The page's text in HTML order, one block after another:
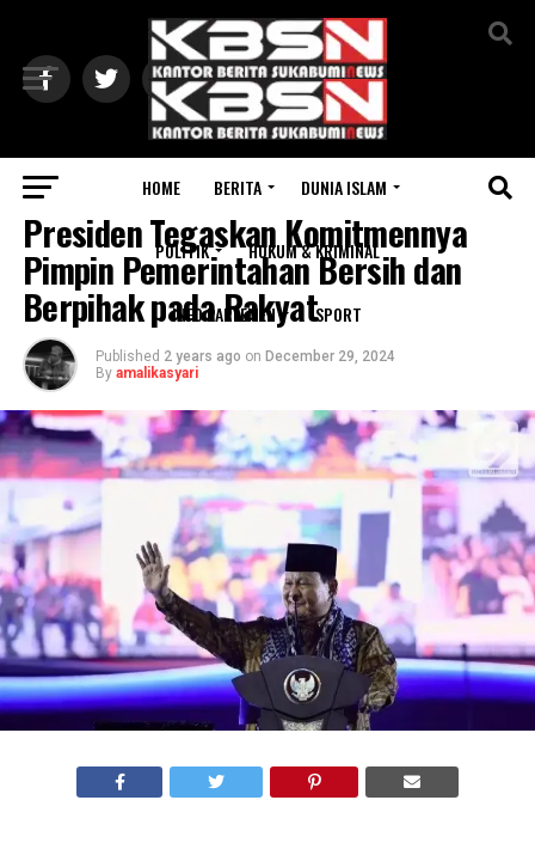
HOME BERITA DUNIA ISLAM
POLITIK HUKUM & KRIMINAL
INFO PARLEMEN SPORT
NASIONAL
Presiden Tegaskan Komitmennya
Pimpin Pemerintahan Bersih dan
Berpihak pada Rakyat
Published 2 years ago on December 29, 2024
By amalikasyari
Exit mobile version